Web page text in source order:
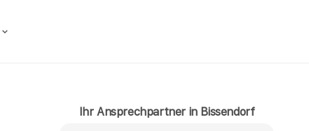
Ihr Ansprechpartner in Bissendorf